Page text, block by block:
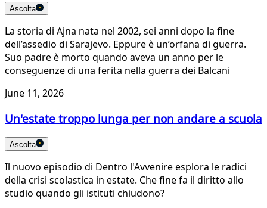
Ascolta
La storia di Ajna nata nel 2002, sei anni dopo la fine
dell’assedio di Sarajevo. Eppure è un’orfana di guerra.
Suo padre è morto quando aveva un anno per le
conseguenze di una ferita nella guerra dei Balcani
June 11, 2026
Un'estate troppo lunga per non andare a scuola
Ascolta
Il nuovo episodio di Dentro l'Avvenire esplora le radici
della crisi scolastica in estate. Che fine fa il diritto allo
studio quando gli istituti chiudono?